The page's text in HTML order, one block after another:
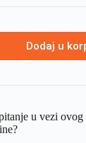
Dodaj u
u vezi